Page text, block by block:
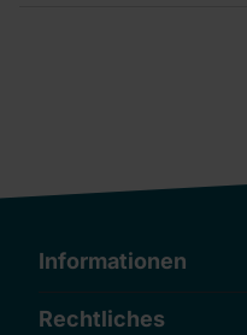
Informationen
Rechtliches